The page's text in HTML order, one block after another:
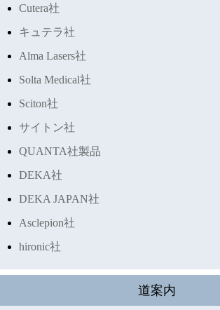
Cutera社
キュテラ社
Alma Lasers社
Solta Medical社
Sciton社
サイトン社
QUANTA社製品
DEKA社
DEKA JAPAN社
Asclepion社
hironic社
道案内